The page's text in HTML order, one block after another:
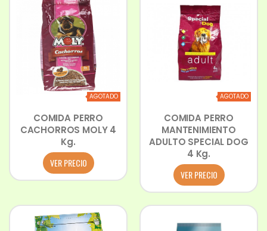
AGOTADO
COMIDA PERRO
CACHORROS MOLY 4
Kg.
VER PRECIO
AGOTADO
COMIDA PERRO
MANTENIMIENTO
ADULTO SPECIAL DOG
4 Kg.
VER PRECIO